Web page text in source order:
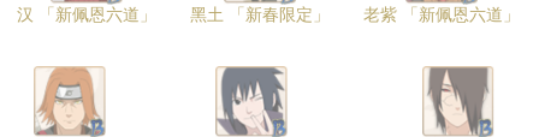
汉 「新佩恩六道」 黑土 「新春限定」 老紫 「新佩恩六道」